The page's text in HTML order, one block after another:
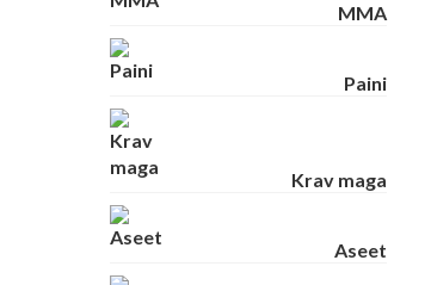
MMA
Paini
Krav maga
Aseet